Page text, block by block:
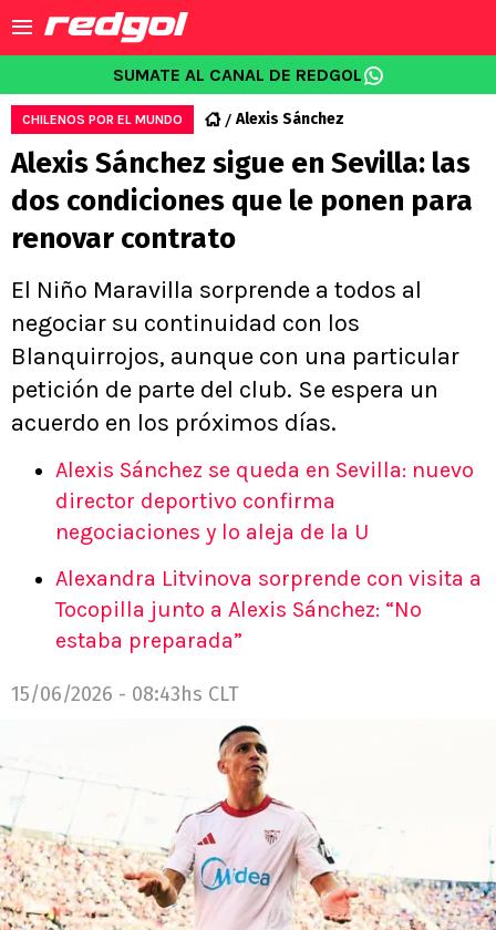
SUMATE AL CANAL DE REDGOL
CHILENOS POR EL MUNDO Alexis Sánchez
Alexis Sánchez sigue en Sevilla: las
dos condiciones que le ponen para
renovar contrato
El Niño Maravilla sorprende a todos al
negociar su continuidad con los
Blanquirrojos, aunque con una particular
petición de parte del club. Se espera un
acuerdo en los próximos días.
Alexis Sánchez se queda en Sevilla: nuevo
director deportivo confirma
negociaciones y lo aleja de la U
Alexandra Litvinova sorprende con visita a
Tocopilla junto a Alexis Sánchez: “No
estaba preparada”
15/06/2026 - 08:43hs CLT